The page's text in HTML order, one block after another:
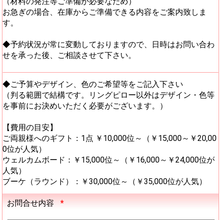
お急ぎの場合、在庫からご準備できる内容をご案内致しま
す。
◆予約状況が常に変動しておりますので、日時はお問い合わ
せを承った後、ご相談させて下さい。
◆ご予算やデザイン、色のご希望等をご記入下さい
（判る範囲で結構です。リングピロー以外はデザイン・色等
を事前にお決めいただく必要がございます。）
【費用の目安】
ご両親様へのギフト：1点 ￥10,000位～（￥15,000～￥20,00
0位が人気）
ウェルカムボード：￥15,000位～（￥16,000～￥24,000位が
人気）
ブーケ（ラウンド）：￥30,000位～（￥35,000位が人気）
お問合せ内容 *